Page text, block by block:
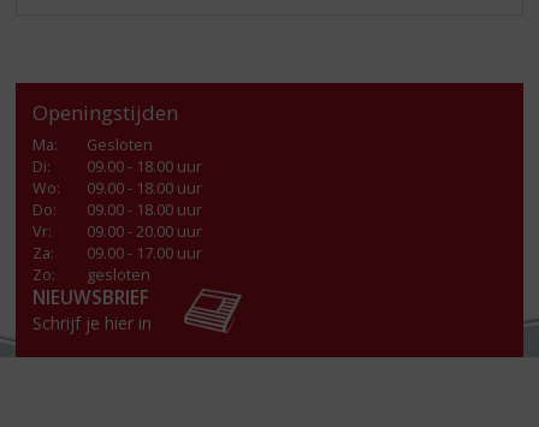
Openingstijden
Ma:
Gesloten
Di:
09.00 - 18.00 uur
Wo:
09.00 - 18.00 uur
Do:
09.00 - 18.00 uur
Vr:
09.00 - 20.00 uur
Za:
09.00 - 17.00 uur
Zo:
gesloten
NIEUWSBRIEF
Schrijf je hier in